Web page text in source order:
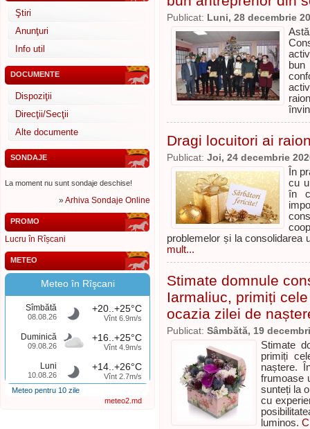
Ştiri
Anunţuri
Info util
DOCUMENTE
Dispoziţii
Direcţii/Secţii
Alte documente
SONDAJE
La moment nu sunt sondaje deschise!
»Arhiva Sondaje Online
PROMO
Lucru în Rîșcani
METEO
Meteo în Rîşcani
Sîmbătă
08.08.26
+20..+25°C
Vînt 6.9m/s
Duminică
09.08.26
+16..+25°C
Vînt 4.9m/s
Luni
10.08.26
+14..+26°C
Vînt 2.7m/s
Meteo pentru 10 zile
meteo2.md
Publicat: Luni, 28 decembrie
Dragi locuitori ai
Publicat: Joi, 24 decembrie
În
cu
în
problemelor și la consolidarea
mult...
Stimate domnule
Iarmaliuc, primiți
ocazia zilei de
Publicat: Sâmbătă, 19
Stimate
primiți
naștere.
frumoase
sunteți la
cu
luminos.